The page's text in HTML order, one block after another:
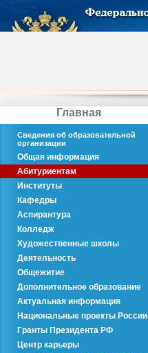
Главная
Сведения об образовательной
организации
Общая информация
Абитуриентам
Институты
Кафедры
Аспирантура
Колледж
Художественные школы
Деятельность
Общежитие
Дополнительное образование
Актуальная информация
Национальные проекты России
Гранты Президента РФ
Центр карьеры